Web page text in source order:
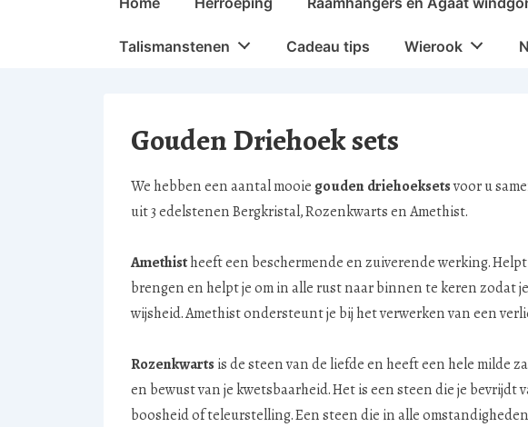
Talismanstenen Cadeau tips Wierook
Gouden Driehoek sets
We hebben een aantal mooie gouden driehoeksetsvoor u
uit 3 edelstenen Bergkristal, Rozenkwarts en Amethist.
Amethistheeft een beschermende en zuiverende werking.
brengen en helpt je om in alle rust naar binnen te keren zodat
wijsheid. Amethist ondersteunt je bij het verwerken van een
Rozenkwarts is de steen van de liefde en heeft een hele milde
en bewust van je kwetsbaarheid. Het is een steen die je bevrijdt
boosheid of teleurstelling. Een steen die in alle